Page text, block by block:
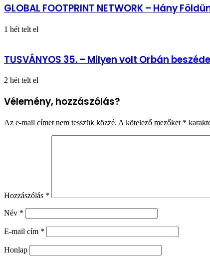
GLOBAL FOOTPRINT NETWORK – Hány
1 hét telt el
TUSVÁNYOS 35. – Milyen volt Orbán
2 hét telt el
Vélemény, hozzászólás?
Az e-mail címet nem tesszük közzé. A kötelező mezőket *
Hozzászólás *
Név *
E-mail cím *
Honlap